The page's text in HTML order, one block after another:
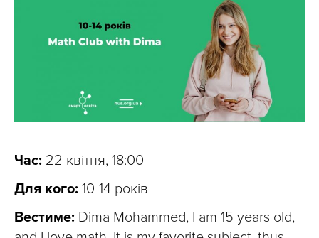
Час: 22 квітня, 18:00
Для кого: 10-14 років
Вестиме: Dima Mohammed, I am 15 years old,